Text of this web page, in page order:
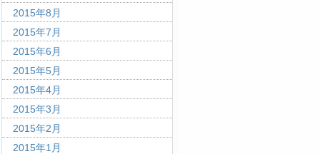
2015年8月
2015年7月
2015年6月
2015年5月
2015年4月
2015年3月
2015年2月
2015年1月